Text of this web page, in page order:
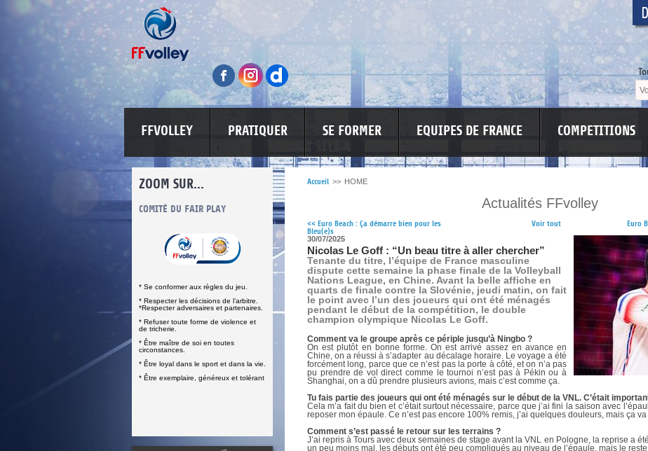
FFVOLLEY PRATIQUER SE FORMER EQUIPES DE FRANCE COMPETITIONS
ZOOM SUR...
DOCUMENTS UTILES
CLIQUEZ ICI
COMITÉ DU FAIR PLAY
* Se conformer aux règles du jeu.
* Respecter les décisions de l’arbitre.
*Respecter adversaires et partenaires.
* Refuser toute forme de violence et
de tricherie.
* Être maître de soi en toutes
circonstances.
* Être loyal dans le sport et dans la vie.
* Être exemplaire, généreux et tolérant
LUTTE CONTRE LES VIOLENCES INFORMATIONS CORONAVIRUS
DOCUMENTS UTILES
SITUATION SANITAIRE
COVID-19
>CLIQUEZ ICI
Accueil >> HOME
Actualités FFvolley
<< Euro Beach : Ça démarre bien pour les
Bleu(e)s
Voir tout
Euro
30/07/2025
Nicolas Le Goff : “Un beau titre à aller chercher”
Tenante du titre, l’équipe de France masculine
dispute cette semaine la phase finale de la Volleyball
Nations League, en Chine. Avant la belle affiche en
quarts de finale contre la Slovénie, jeudi matin, on fait
le point avec l’un des joueurs qui ont été ménagés
pendant le début de la compétition, le double
champion olympique Nicolas Le Goff.
Comment va le groupe après ce périple jusqu’à Ningbo ?
On est plutôt en bonne forme. On est arrivé assez en avance en
Chine, on a réussi à s’adapter au décalage horaire. Le voyage a été
forcément long, parce que ce n’est pas la porte à côté, et on n’a pas
pu prendre de vol direct comme le tournoi n’est pas à Pékin ou à
Shanghai, on a dû prendre plusieurs avions, mais c’est comme ça.
Tu fais partie des joueurs qui ont été ménagés sur le début de la VNL. C’était
Cela m’a fait du bien et c’était surtout nécessaire, parce que j’ai fini la saison avec
reposer mon épaule. Ce n’est pas encore 100% remis, j’ai quelques douleurs, mais ça
Comment s’est passé le retour sur les terrains ?
J’ai repris à Tours avec deux semaines de stage avant la VNL en Pologne, la reprise a
un peu moins mal, les débuts ont été peu compliqués au niveau de l’épaule, mais le